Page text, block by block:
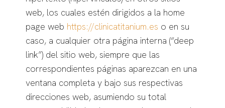
web, los cuales estén dirigidos a la home
page web https://clinicatitanium.es o en su
caso, a cualquier otra página interna (“deep
link”) del sitio web, siempre que las
correspondientes páginas aparezcan en una
ventana completa y bajo sus respectivas
direcciones web, asumiendo su total